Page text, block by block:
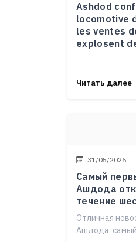
Ashdod
locomotive
les ventes
explosent
Читать далее
31/05/2026
Самый
Ашдода
течение
Отличная
Ашдода: самый